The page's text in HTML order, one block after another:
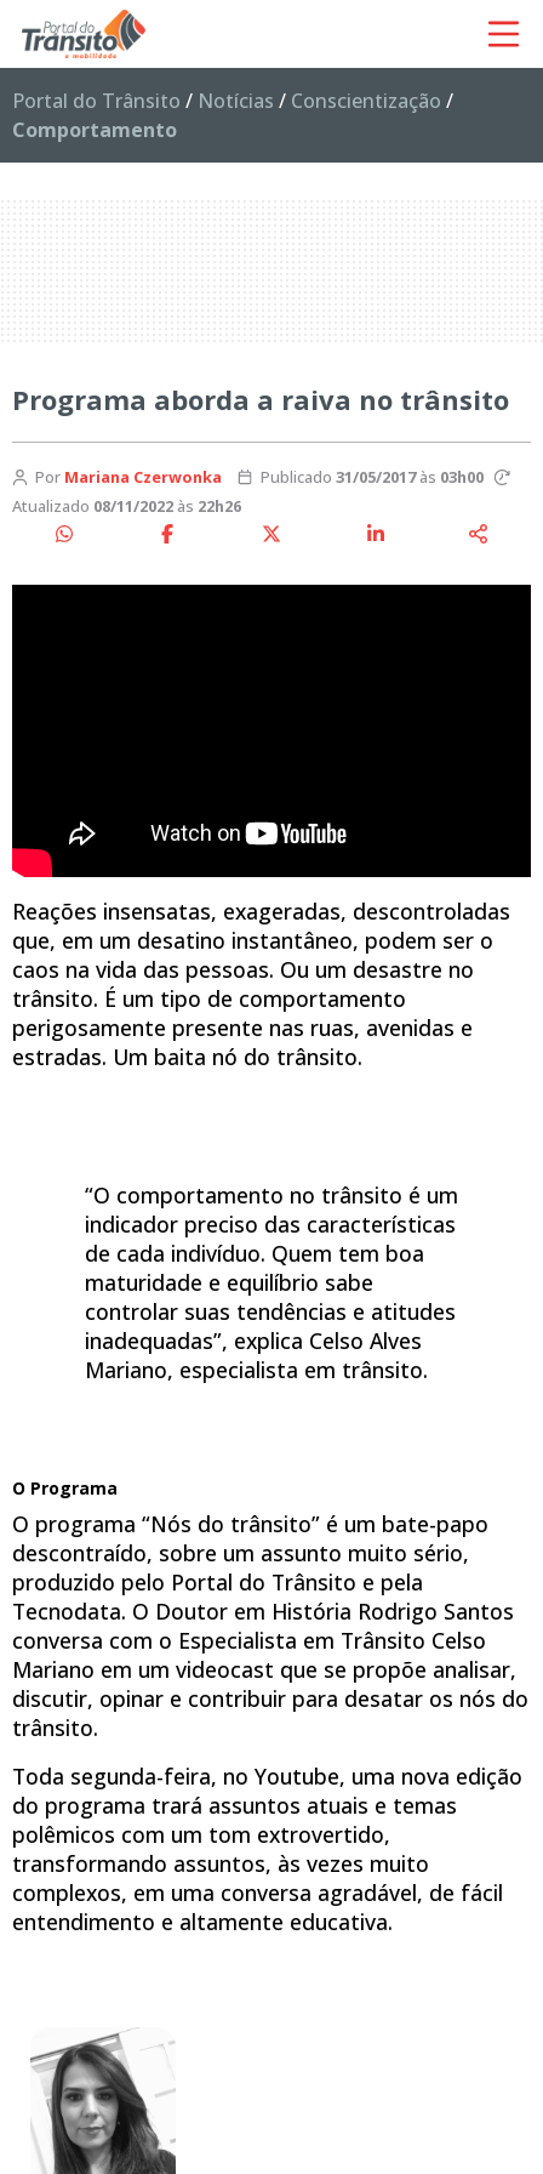
Portal do Trânsito / Notícias / Conscientização /
Comportamento
Programa aborda a raiva no trânsito
Por Mariana Czerwonka Publicado 31/05/2017às 03h00
Atualizado 08/11/2022 às 22h26
Reações insensatas, exageradas, descontroladas
que, em um desatino instantâneo, podem ser o
caos na vida das pessoas. Ou um desastre no
trânsito. É um tipo de comportamento
perigosamente presente nas ruas, avenidas e
estradas. Um baita nó do trânsito.
“O comportamento no trânsito é um
indicador preciso das características
de cada indivíduo. Quem tem boa
maturidade e equilíbrio sabe
controlar suas tendências e atitudes
inadequadas”, explica Celso Alves
Mariano, especialista em trânsito.
O Programa
O programa “Nós do trânsito” é um bate-papo
descontraído, sobre um assunto muito sério,
produzido pelo Portal do Trânsito e pela
Tecnodata. O Doutor em História Rodrigo Santos
conversa com o Especialista em Trânsito Celso
Mariano em um videocast que se propõe analisar,
discutir, opinar e contribuir para desatar os nós do
trânsito.
Toda segunda-feira, no Youtube, uma nova edição
do programa trará assuntos atuais e temas
polêmicos com um tom extrovertido,
transformando assuntos, às vezes muito
complexos, em uma conversa agradável, de fácil
entendimento e altamente educativa.